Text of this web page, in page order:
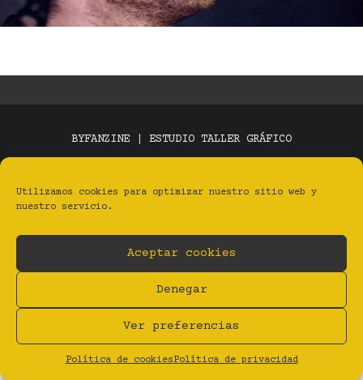
Utilizamos cookies para optimizar nuestro sitio web y
nuestro servicio.
Aceptar cookies
Denegar
Ver preferencias
Política de cookiesPolítica de privacidad
BYFANZINE | ESTUDIO TALLER GRÁFICO